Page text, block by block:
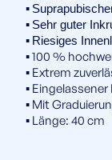
▪️
▪️ Sehr guter
▪️ Riesiges
▪️ 100 %
▪️ Extrem
▪️ Eingelassener
▪️ Mit
▪️ Länge: 40 cm